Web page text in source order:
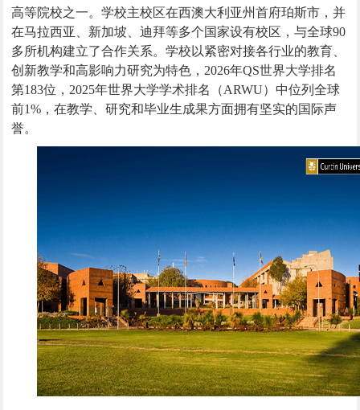
高等院校之一。学校主校区在西澳大利亚州首府珀斯市，并
在马拉西亚、新加坡、迪拜等多个国家设有校区，与全球90
多所机构建立了合作关系。学校以紧密对接各行业的教育、
创新教学和高影响力研究为特色， 2026年QS世界大学排名
第183位， 2025年世界大学学术排名 （ARWU） 中位列全球
前1% ，在教学、研究和毕业生成果方面拥有坚实的国际声
誉。